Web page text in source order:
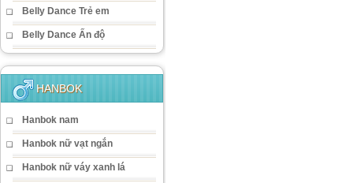
Belly Dance Trẻ em
Belly Dance Ấn độ
HANBOK
Hanbok nam
Hanbok nữ vạt ngắn
Hanbok nữ váy xanh lá